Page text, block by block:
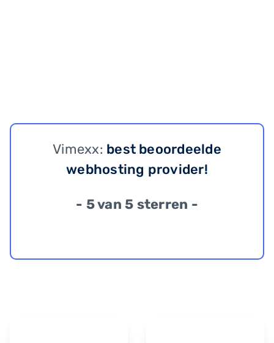
Vimexx: best beoordeelde
webhosting provider!
- 5 van 5 sterren -